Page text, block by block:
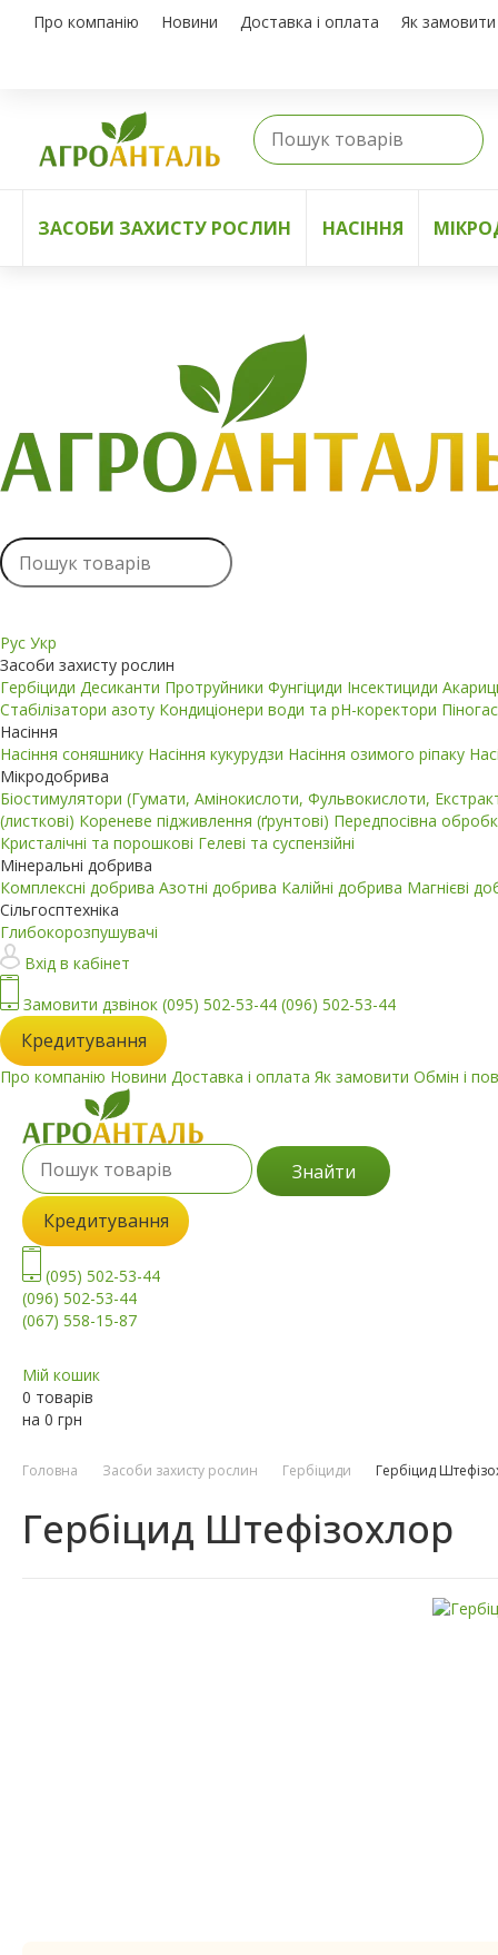
Про компанію Новини Доставка і оплата Як замовити
ЗАСОБИ ЗАХИСТУ РОСЛИН НАСІННЯ
Рус Укр
Засоби захисту рослин
Гербіциди Десиканти Протруйники Фунгіциди Інсектициди
Стабілізатори азоту Кондиціонери води та pH-коректори
Насіння
Насіння соняшнику Насіння кукурудзи Насіння озимого ріпаку
Мікродобрива
Біостимулятори (Гумати, Амінокислоти, Фульвокислоти,
(листкові) Кореневе підживлення (ґрунтові) Передпосівна
Кристалічні та порошкові Гелеві та суспензійні
Мінеральні добрива
Комплексні добрива Азотні добрива Калійні добрива Магнієві
Сільгосптехніка
Глибокорозпушувачі
Вхід в кабінет
Замовити дзвінок (095) 502-53-44 (096) 502-53-44
Кредитування
Про компанію Новини Доставка і оплата Як замовити Обмін і
Знайти
Кредитування
(095) 502-53-44
(096) 502-53-44
(067) 558-15-87
Мій кошик
0 товарів
на 0 грн
Головна Засоби захисту рослин Гербіциди Гербіцид
Гербіцид Штефізохлор